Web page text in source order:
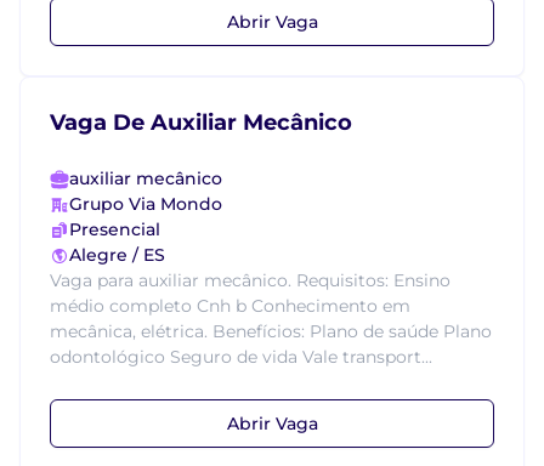
Abrir Vaga
Vaga De Auxiliar Mecânico
auxiliar mecânico
Grupo Via Mondo
Presencial
Alegre / ES
Vaga para auxiliar mecânico. Requisitos: Ensino
médio completo Cnh b Conhecimento em
mecânica, elétrica. Benefícios: Plano de saúde Plano
odontológico Seguro de vida Vale transport...
Abrir Vaga